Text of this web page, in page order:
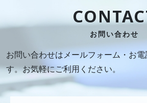
お問い合わせ
お問い合わせはメールフォーム・お
す。お気軽にご利用ください。